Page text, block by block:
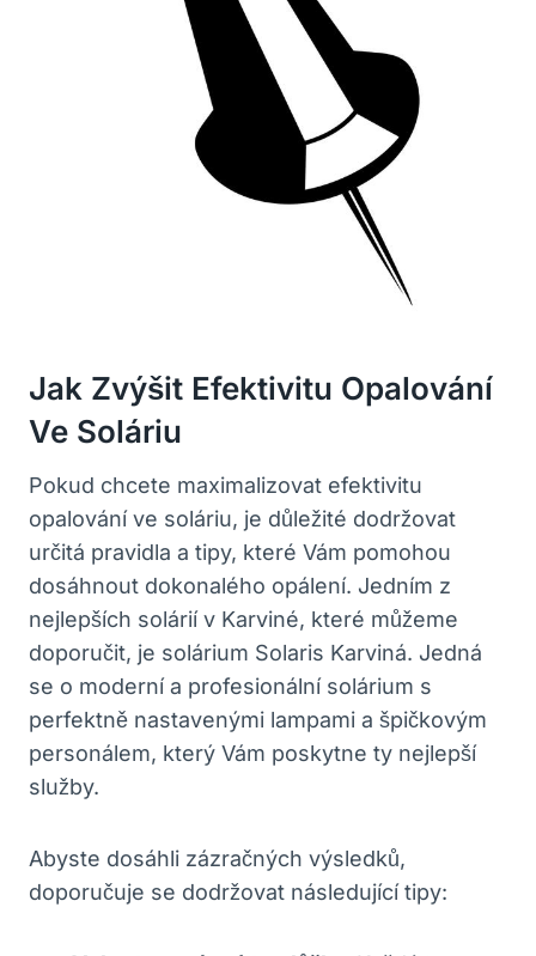
Jak Zvýšit Efektivitu Opalování
Ve Soláriu
Pokud chcete maximalizovat efektivitu
opalování ve soláriu, je důležité dodržovat
určitá pravidla a tipy, které Vám pomohou
dosáhnout dokonalého opálení. Jedním z
nejlepších solárií v Karviné, které můžeme
doporučit, je solárium Solaris Karviná. Jedná
se o moderní a profesionální solárium s
perfektně nastavenými lampami a špičkovým
personálem, který Vám poskytne ty nejlepší
služby.
Abyste dosáhli zázračných výsledků,
doporučuje se dodržovat následující tipy: